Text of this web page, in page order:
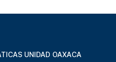
UNIDAD OAXACA